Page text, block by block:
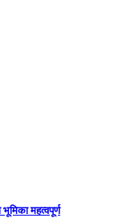
महत्वपूर्ण